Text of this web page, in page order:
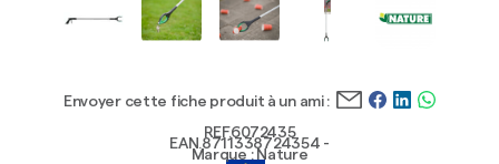
Marque : Nature
EAN.8711338724354 -
REF.6072435
Envoyer cette fiche produit à un ami :